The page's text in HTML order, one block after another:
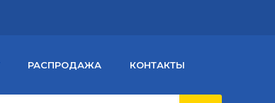
РАСПРОДАЖА КОНТАКТЫ